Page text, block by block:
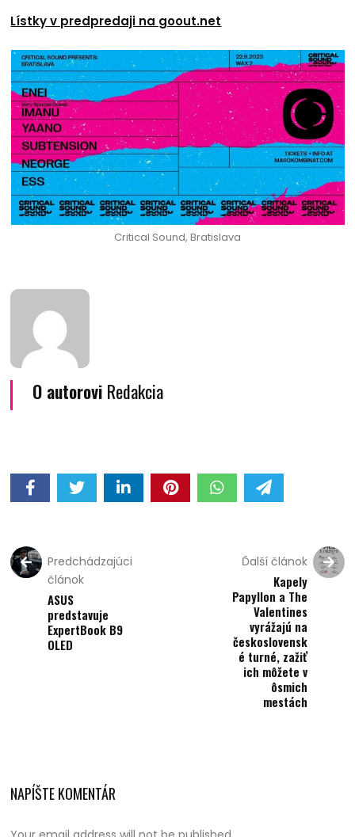
Lístky v predpredaji na goout.net
Critical Sound, Bratislava
O autorovi Redakcia
Predchádzajúci
článok
ASUS
predstavuje
ExpertBook B9
OLED
Ďalší článok
Kapely
Papyllon a The
Valentines
vyrážajú na
československ
é turné, zažiť
ich môžete v
ôsmich
mestách
NAPÍŠTE KOMENTÁR